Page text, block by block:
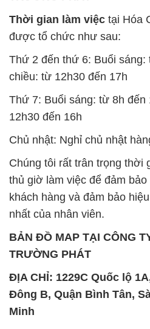
Thời gian làm việc tại Hóa
được tổ chức như sau:
Thứ 2 đến thứ 6: Buổi sáng:
chiều: từ 12h30 đến 17h
Thứ 7: Buổi sáng: từ 8h đến
12h30 đến 16h
Chủ nhật: Nghỉ chủ nhật
Chúng tôi rất trân trọng thời
thủ giờ làm việc để đảm
khách hàng và đảm bảo
nhất của nhân viên.
BẢN ĐỒ MAP TẠI CÔNG
TRƯỜNG PHÁT
ĐỊA CHỈ: 1229C Quốc lộ
Đông B, Quận Bình Tân,
Minh